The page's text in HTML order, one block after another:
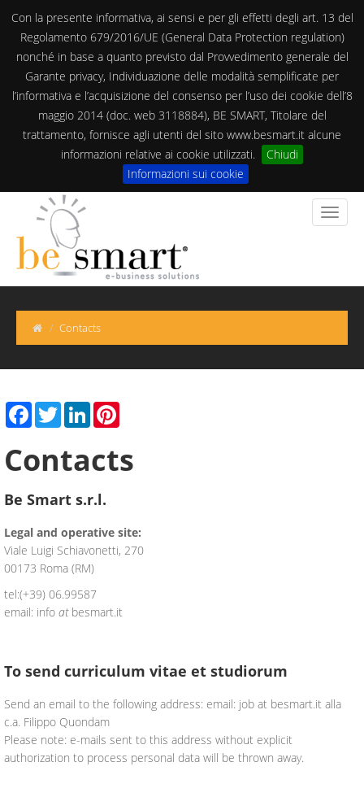
Con la presente informativa, ai sensi e per gli effetti degli art. 13 del
Regolamento 679/2016/UE (General Data Protection regulation)
nonché in base a quanto previsto dal Provvedimento generale del
Garante privacy, Individuazione delle modalità semplificate per
l’informativa e l’acquisizione del consenso per l’uso dei cookie dell’8
maggio 2014 (doc. web 3118884), BE SMART, Titolare del
trattamento, fornisce agli utenti del sito www.besmart.it alcune
informazioni relative ai cookie utilizzati.
Chiudi
Informazioni sui cookie
Contacts
FacebookTwitterLinkedIn
Contacts
Be Smart s.r.l.
Legal and operative site:
Viale Luigi Schiavonetti, 270
00173 Roma (RM)
tel:(+39) 06.99587
email: info atbesmart.it
To send curriculum vitae et studiorum
Send an email to the following address: email: job at besmart.it alla
c.a. Filippo Quondam
Please note: e-mails sent to this address without explicit
authorization to process personal data will be thrown away.